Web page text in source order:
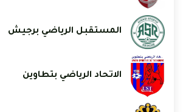
المستقبل الرياضي برجيش
الاتحاد الرياضي بتطاوين